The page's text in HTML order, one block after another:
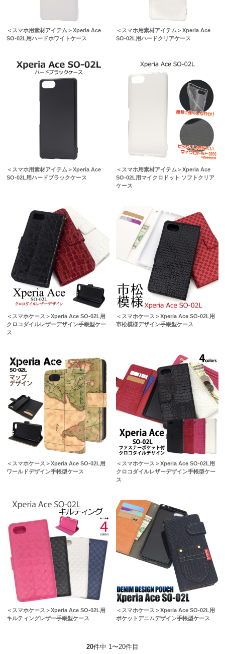
＜スマホ用素材アイテム＞Xperia Ace
SO-02L用ハードホワイトケース
＜スマホ用素材アイテム＞Xperia Ace
SO-02L用ハードクリアケース
＜スマホ用素材アイテム＞Xperia Ace
SO-02L用ハードブラックケース
＜スマホ用素材アイテム＞Xperia Ace
SO-02L用マイクロドット ソフトクリア
ケース
＜スマホケース＞Xperia Ace SO-02L用
クロコダイルレザーデザイン手帳型ケー
ス
＜スマホケース＞Xperia Ace SO-02L用
市松模様デザイン手帳型ケース
＜スマホケース＞Xperia Ace SO-02L用
ワールドデザイン手帳型ケース
＜スマホケース＞Xperia Ace SO-02L用
クロコダイルレザーデザイン手帳型ケー
ス
＜スマホケース＞Xperia Ace SO-02L用
キルティングレザー手帳型ケース
＜スマホケース＞Xperia Ace SO-02L用
ポケットデニムデザイン手帳型ケース
20件中 1〜20件目